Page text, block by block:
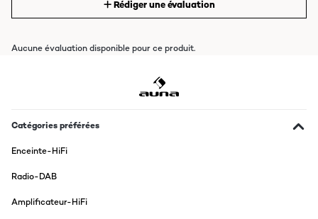
Rédiger une évaluation
Aucune évaluation disponible pour ce produit.
Catégories préférées
Enceinte-HiFi
Radio-DAB
Amplificateur-HiFi